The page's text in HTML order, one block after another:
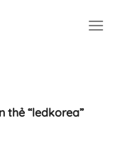
thẻ “ledkorea”